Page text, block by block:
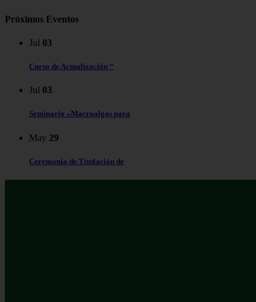
Próximos Eventos
Jul 03
Curso de Actualización “
Jul 03
Seminario «Macroalgas para
May 29
Ceremonia de Titulación de